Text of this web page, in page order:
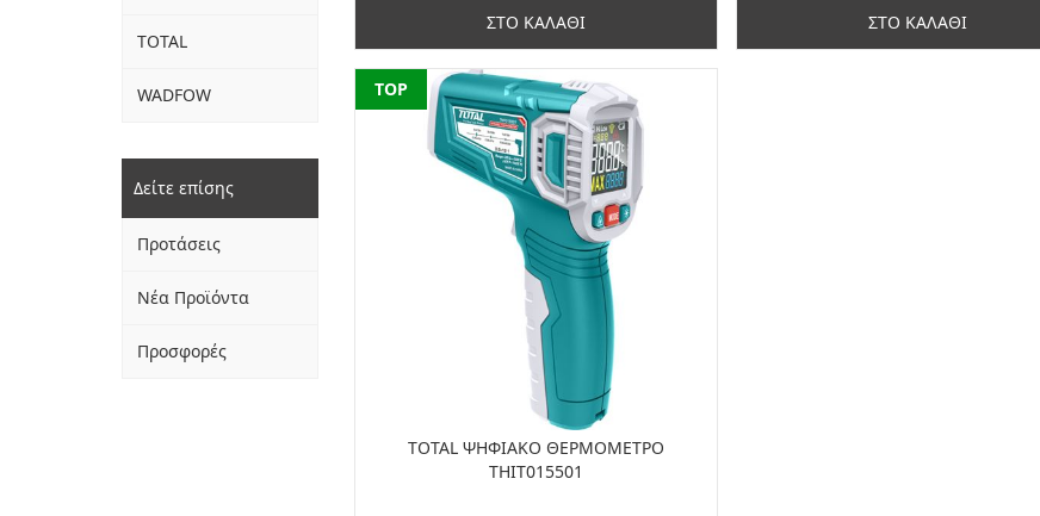
ΣΤΟ ΚΑΛΑΘΙ ΣΤΟ ΚΑΛΑΘΙ
NEW
TOP
TOTAL ΨΗΦΙΑΚΟ ΘΕΡΜΟΜΕΤΡΟ
THIT015501
TOTAL
WADFOW
Δείτε επίσης
Προτάσεις
Νέα Προϊόντα
Προσφορές